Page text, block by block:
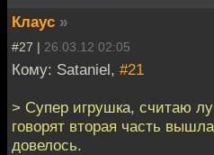
Клаус »
#27 | 26.03.12 02:05
Кому: Sataniel, #21
> Супер игрушка, считаю
говорят вторая часть
довелось.